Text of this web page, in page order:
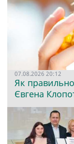
07.08.2026 20:12
Як
Євгена